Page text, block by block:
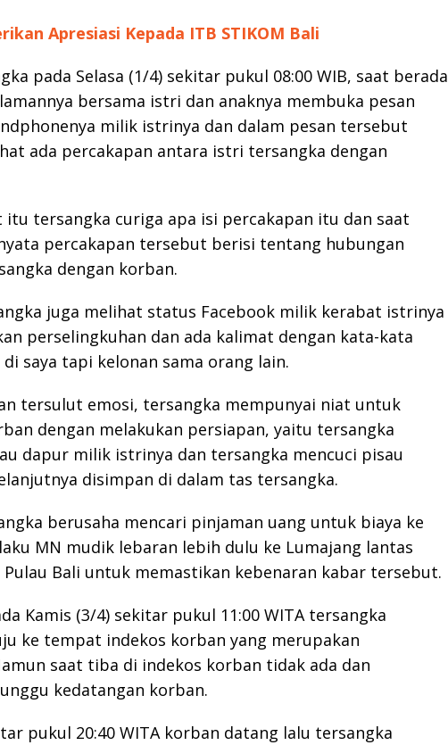
Apresiasi Kepada ITB STIKOM Bali
pada Selasa (1/4) sekitar pukul 08:00 WIB, saat berada
bersama istri dan anaknya membuka pesan
milik istrinya dan dalam pesan tersebut
ada percakapan antara istri tersangka dengan
itu tersangka curiga apa isi percakapan itu dan saat
percakapan tersebut berisi tentang hubungan
dengan korban.
juga melihat status Facebook milik kerabat istrinya
perselingkuhan dan ada kalimat dengan kata-kata
saya tapi kelonan sama orang lain.
tersulut emosi, tersangka mempunyai niat untuk
dengan melakukan persiapan, yaitu tersangka
dapur milik istrinya dan tersangka mencuci pisau
disimpan di dalam tas tersangka.
berusaha mencari pinjaman uang untuk biaya ke
MN mudik lebaran lebih dulu ke Lumajang lantas
Bali untuk memastikan kebenaran kabar tersebut.
Kamis (3/4) sekitar pukul 11:00 WITA tersangka
ke tempat indekos korban yang merupakan
saat tiba di indekos korban tidak ada dan
kedatangan korban.
pukul 20:40 WITA korban datang lalu tersangka